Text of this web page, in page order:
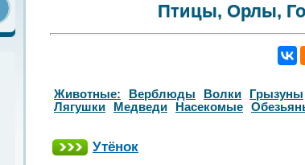
Птицы, Орлы,
Животные: Верблюды Волки Грызуны
Лягушки
Медведи Насекомые
Утёнок